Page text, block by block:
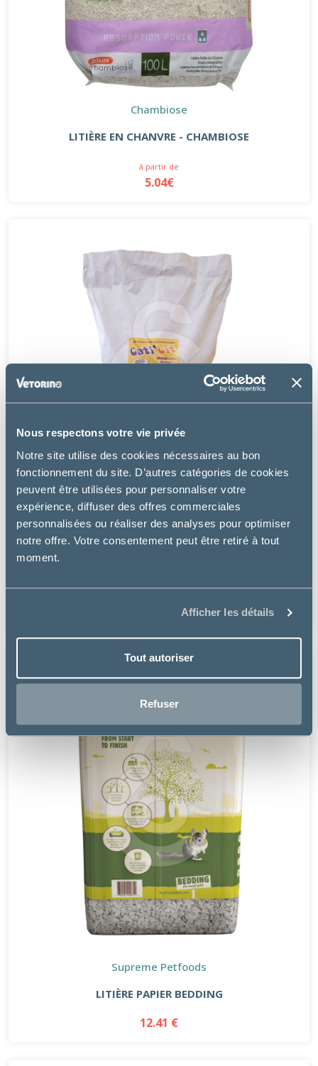
Nous respectons votre vie privée
Notre site utilise des cookies nécessaires au bon
fonctionnement du site. D’autres catégories de cookies
peuvent être utilisées pour personnaliser votre
expérience, diffuser des offres commerciales
personnalisées ou réaliser des analyses pour optimiser
notre offre. Votre consentement peut être retiré à tout
moment.
Afficher les détails
Tout autoriser
Refuser
Chambiose
LITIÈRE EN CHANVRE - CHAMBIOSE
à partir de
5.04€
Cati'lit
Supreme Petfoods
LITIÈRE PAPIER BEDDING
12.41 €